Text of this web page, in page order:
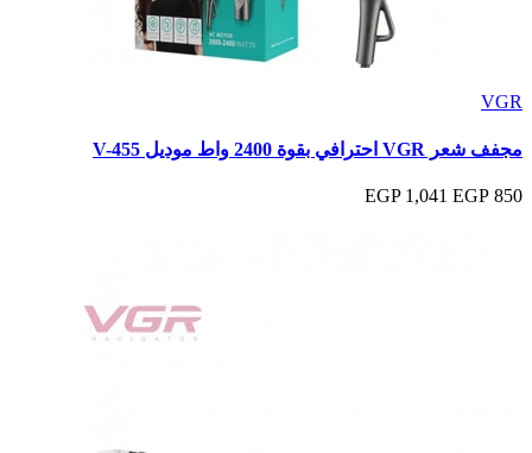
VGR
مجفف شعر VGR احترافي بقوة 2400 واط موديل V-455
850 EGP
1,041 EGP